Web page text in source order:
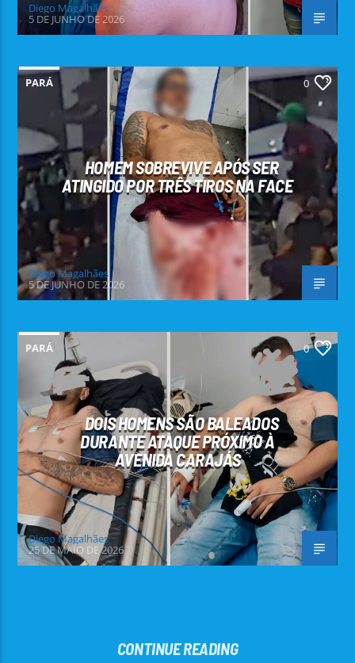
Diego Magalhães
5 DE JUNHO DE 2026
PARÁ 0
HOMEM SOBREVIVE APÓS SER
ATINGIDO POR TRÊS TIROS NA FACE
Diego Magalhães
5 DE JUNHO DE 2026
PARÁ 0
DOIS HOMENS SÃO BALEADOS
DURANTE ATAQUE PRÓXIMO À
AVENIDA CARAJÁS
Diego Magalhães
25 DE MAIO DE 2026
CONTINUE READING